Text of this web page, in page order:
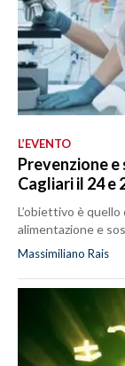
L’EVENTO
Prevenzione e
Cagliari il 24 e
L’obiettivo è
alimentazione e
Massimiliano Rais